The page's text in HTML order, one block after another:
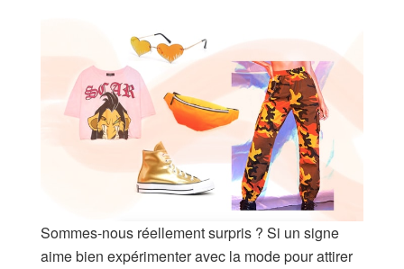
Sommes-nous réellement surpris ? Si un signe
aime bien expérimenter avec la mode pour attirer